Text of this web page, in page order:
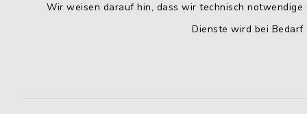
Wir weisen darauf hin, dass wir technisch
Dienste wird bei